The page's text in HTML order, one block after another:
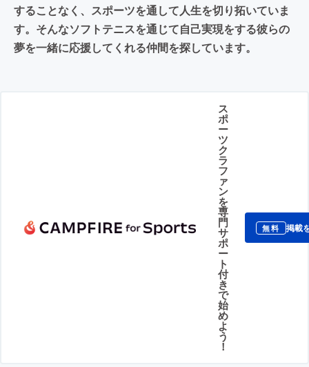
することなく、スポーツを通して人生を切り拓いていま
す。そんなソフトテニスを通じて自己実現をする彼らの
夢を一緒に応援してくれる仲間を探しています。
ス
ポ
ー
ツ
ク
ラ
フ
ァ
ン
を
専
門
サ
ポ
ー
ト
付
き
で
始
め
よ
う
！
無料 掲載